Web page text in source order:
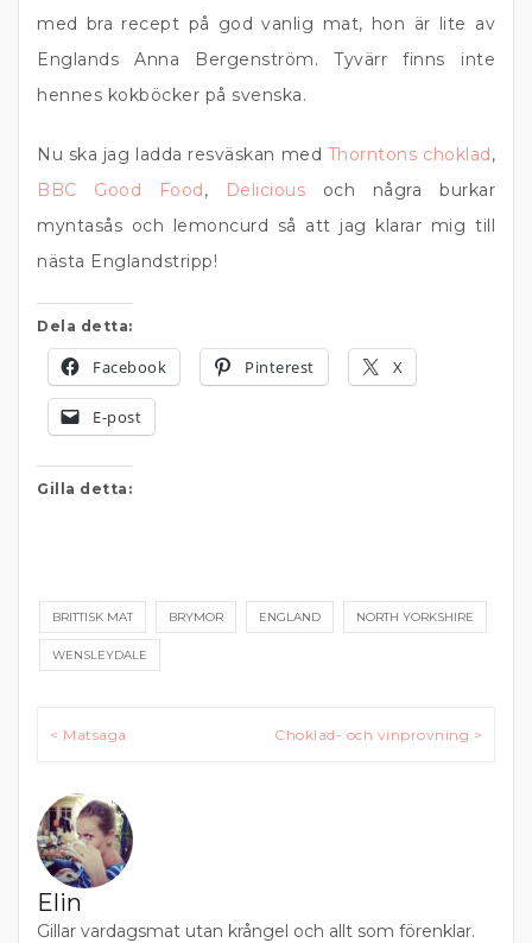
med bra recept på god vanlig mat, hon är lite av
Englands Anna Bergenström. Tyvärr finns inte
hennes kokböcker på svenska.
Nu ska jag ladda resväskan med Thorntons choklad,
BBC Good Food, Delicious och några burkar
myntasås och lemoncurd så att jag klarar mig till
nästa Englandstripp!
Dela detta:
Facebook Pinterest X
E-post
Gilla detta:
BRITTISK MAT BRYMOR ENGLAND NORTH YORKSHIRE
WENSLEYDALE
Inläggsnavigering
< Matsaga Choklad- och vinprovning >
Elin
Gillar vardagsmat utan krångel och allt som förenklar.